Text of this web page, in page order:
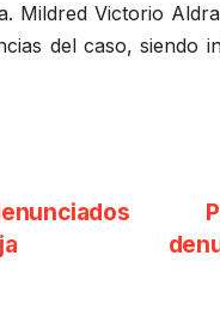
Mildred Victorio
del caso, siendo